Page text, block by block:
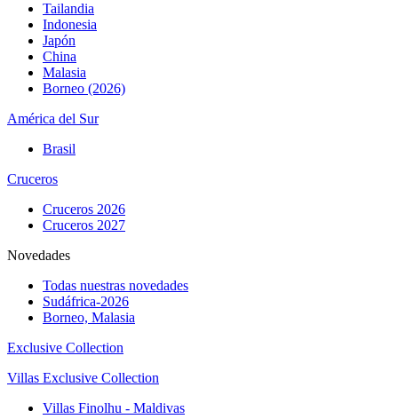
Tailandia
Indonesia
Japón
China
Malasia
Borneo (2026)
América del Sur
Brasil
Cruceros
Cruceros 2026
Cruceros 2027
Novedades
Todas nuestras novedades
Sudáfrica-2026
Borneo, Malasia
Exclusive Collection
Villas Exclusive Collection
Villas Finolhu - Maldivas